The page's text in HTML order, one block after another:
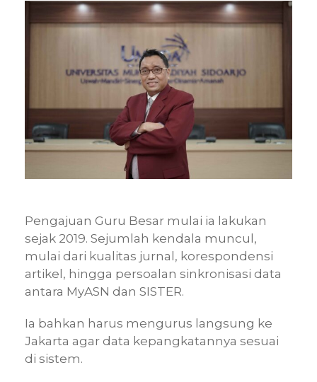
Pengajuan Guru Besar mulai ia lakukan
sejak 2019. Sejumlah kendala muncul,
mulai dari kualitas jurnal, korespondensi
artikel, hingga persoalan sinkronisasi data
antara MyASN dan SISTER.
Ia bahkan harus mengurus langsung ke
Jakarta agar data kepangkatannya sesuai
di sistem.